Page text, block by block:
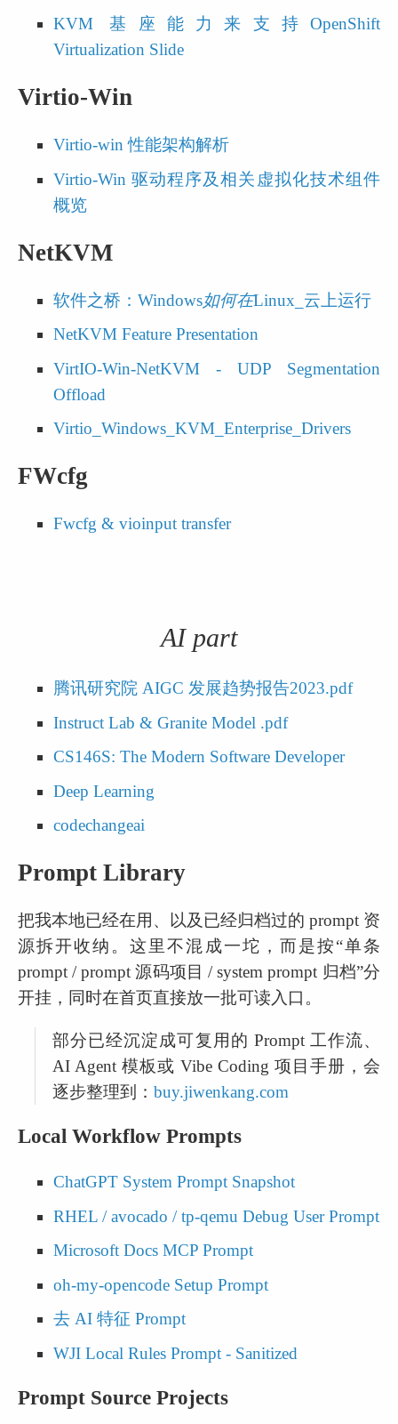
KVM 基座能力来支持OpenShift
Virtualization Slide
Virtio-Win
Virtio-win 性能架构解析
Virtio-Win 驱动程序及相关虚拟化技术组件
概览
NetKVM
软件之桥：Windows如何在Linux_云上运行
NetKVM Feature Presentation
VirtIO-Win-NetKVM - UDP Segmentation
Offload
Virtio_Windows_KVM_Enterprise_Drivers
FWcfg
Fwcfg & vioinput transfer
AI part
腾讯研究院 AIGC 发展趋势报告2023.pdf
Instruct Lab & Granite Model .pdf
CS146S: The Modern Software Developer
Deep Learning
codechangeai
Prompt Library
把我本地已经在用、以及已经归档过的 prompt 资
源拆开收纳。这里不混成一坨，而是按“单条
prompt / prompt 源码项目 / system prompt 归档”分
开挂，同时在首页直接放一批可读入口。
部分已经沉淀成可复用的 Prompt 工作流、
AI Agent 模板或 Vibe Coding 项目手册，会
逐步整理到： buy.jiwenkang.com
Local Workflow Prompts
ChatGPT System Prompt Snapshot
RHEL / avocado / tp-qemu Debug User Prompt
Microsoft Docs MCP Prompt
oh-my-opencode Setup Prompt
去 AI 特征 Prompt
WJI Local Rules Prompt - Sanitized
Prompt Source Projects